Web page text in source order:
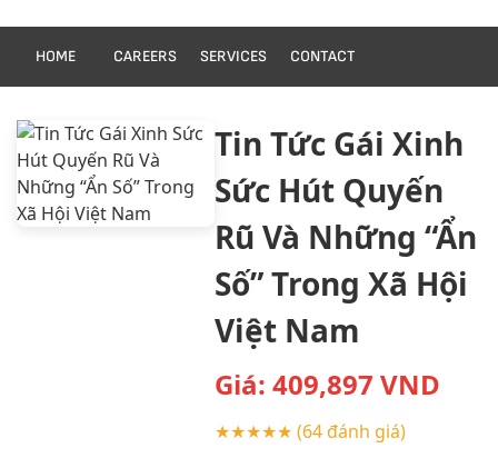
HOME CAREERS SERVICES CONTACT
Tin Tức Gái Xinh
Sức Hút Quyến
Rũ Và Những “Ẩn
Số” Trong Xã Hội
Việt Nam
Giá: 409,897 VND
★★★★★ (64 đánh giá)